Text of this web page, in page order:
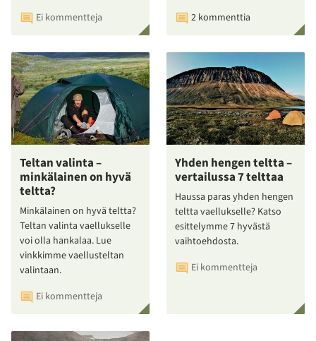
Ei kommentteja
2 kommenttia
Teltan valinta –
minkälainen on hyvä
teltta?
Minkälainen on hyvä teltta?
Teltan valinta vaellukselle
voi olla hankalaa. Lue
vinkkimme vaellusteltan
valintaan.
Ei kommentteja
Yhden hengen teltta –
vertailussa 7 telttaa
Haussa paras yhden hengen
teltta vaellukselle? Katso
esittelymme 7 hyvästä
vaihtoehdosta.
Ei kommentteja